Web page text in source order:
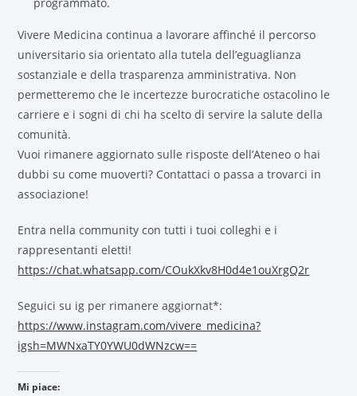
Vivere Medicina continua a lavorare affinché il percorso
universitario sia orientato alla tutela dell’eguaglianza
sostanziale e della trasparenza amministrativa. Non
permetteremo che le incertezze burocratiche ostacolino le
carriere e i sogni di chi ha scelto di servire la salute della
comunità.
Vuoi rimanere aggiornato sulle risposte dell’Ateneo o hai
dubbi su come muoverti? Contattaci o passa a trovarci in
associazione!
Entra nella community con tutti i tuoi colleghi e i
rappresentanti eletti!
https://chat.whatsapp.com/COukXkv8H0d4e1ouXrgQ2r
Seguici su ig per rimanere aggiornat*:
https://www.instagram.com/vivere_medicina?
igsh=MWNxaTY0YWU0dWNzcw==
Mi piace: